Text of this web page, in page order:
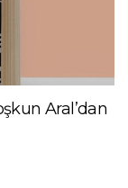
Aral’dan